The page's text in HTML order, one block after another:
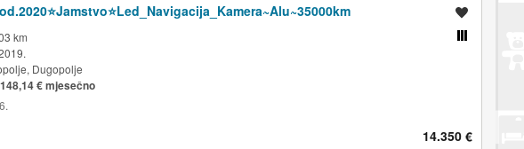
km
Dugopolje
€ mjesečno
14.350 €